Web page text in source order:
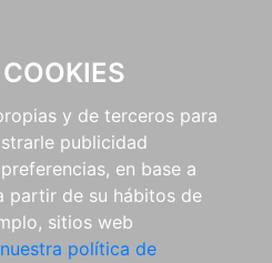
y de terceros para
publicidad
en base a
partir de su hábitos de
sitios web
política de